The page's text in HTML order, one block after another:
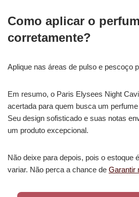
Como aplicar o
corretamente?
Aplique nas áreas de pulso e pescoço
Em resumo, o Paris Elysees Night
acertada para quem busca um
Seu design sofisticado e suas notas
um produto excepcional.
Não deixe para depois, pois o estoque
variar. Não perca a chance de Garantir